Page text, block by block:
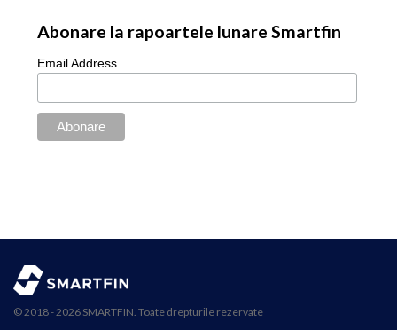
Abonare la rapoartele lunare Smartfin
Email Address
© 2018 - 2026 SMARTFIN. Toate drepturile rezervate